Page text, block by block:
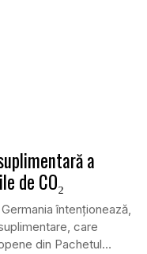
a
de CO₂
întenționează,
care
din Pachetul